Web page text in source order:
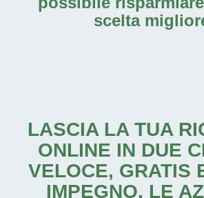
scelta
LASCIA LA TUA
ONLINE IN DUE
VELOCE, GRATIS
IMPEGNO. LE